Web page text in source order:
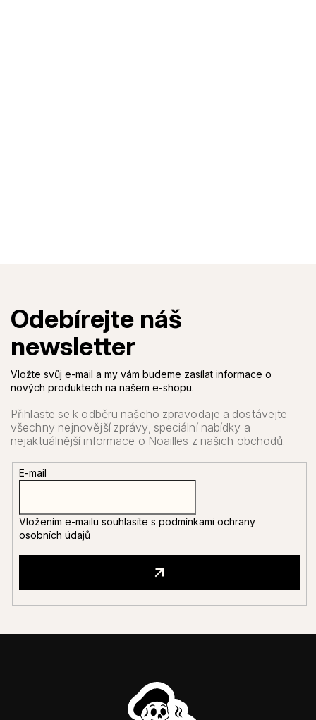
Vložte svůj e-mail a my vám budeme zasílat informace o
nových produktech na našem e-shopu.
E-mail
Vložením e-mailu souhlasíte s podmínkami ochrany
osobních údajů